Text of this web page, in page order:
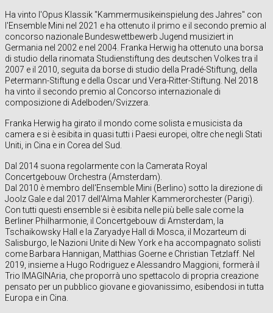
Ha vinto l'Opus Klassik "Kammermusikeinspielung des Jahres" con
l'Ensemble Mini nel 2021 e ha ottenuto il primo e il secondo premio al
concorso nazionale Bundeswettbewerb Jugend musiziert in
Germania nel 2002 e nel 2004. Franka Herwig ha ottenuto una borsa
di studio della rinomata Studienstiftung des deutschen Volkes tra il
2007 e il 2010, seguita da borse di studio della Pradé-Stiftung, della
Petermann-Stiftung e della Oscar und Vera-Ritter-Stiftung. Nel 2018
ha vinto il secondo premio al Concorso internazionale di
composizione di Adelboden/Svizzera.
Franka Herwig ha girato il mondo come solista e musicista da
camera e si è esibita in quasi tutti i Paesi europei, oltre che negli Stati
Uniti, in Cina e in Corea del Sud.
Dal 2014 suona regolarmente con la Camerata Royal
Concertgebouw Orchestra (Amsterdam).
Dal 2010 è membro dell'Ensemble Mini (Berlino) sotto la direzione di
Joolz Gale e dal 2017 dell'Alma Mahler Kammerorchester (Parigi).
Con tutti questi ensemble si è esibita nelle più belle sale come la
Berliner Philharmonie, il Concertgebouw di Amsterdam, la
Tschaikowsky Hall e la Zaryadye Hall di Mosca, il Mozarteum di
Salisburgo, le Nazioni Unite di New York e ha accompagnato solisti
come Barbara Hannigan, Matthias Goerne e Christian Tetzlaff. Nel
2019, insieme a Hugo Rodriguez e Alessandro Maggioni, formerà il
Trio IMAGINAria, che proporrà uno spettacolo di propria creazione
pensato per un pubblico giovane e giovanissimo, esibendosi in tutta
Europa e in Cina.